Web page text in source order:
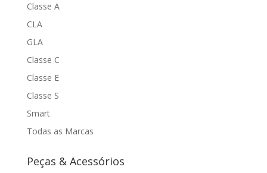
Classe A
CLA
GLA
Classe C
Classe E
Classe S
Smart
Todas as Marcas
Peças & Acessórios